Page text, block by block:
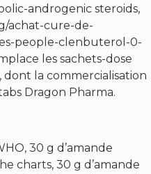
androgenic steroids,
achat-cure-de-
people-clenbuterol-0-
les sachets-dose
dont la commercialisation
Dragon Pharma.
30 g d’amande
charts, 30 g d’amande